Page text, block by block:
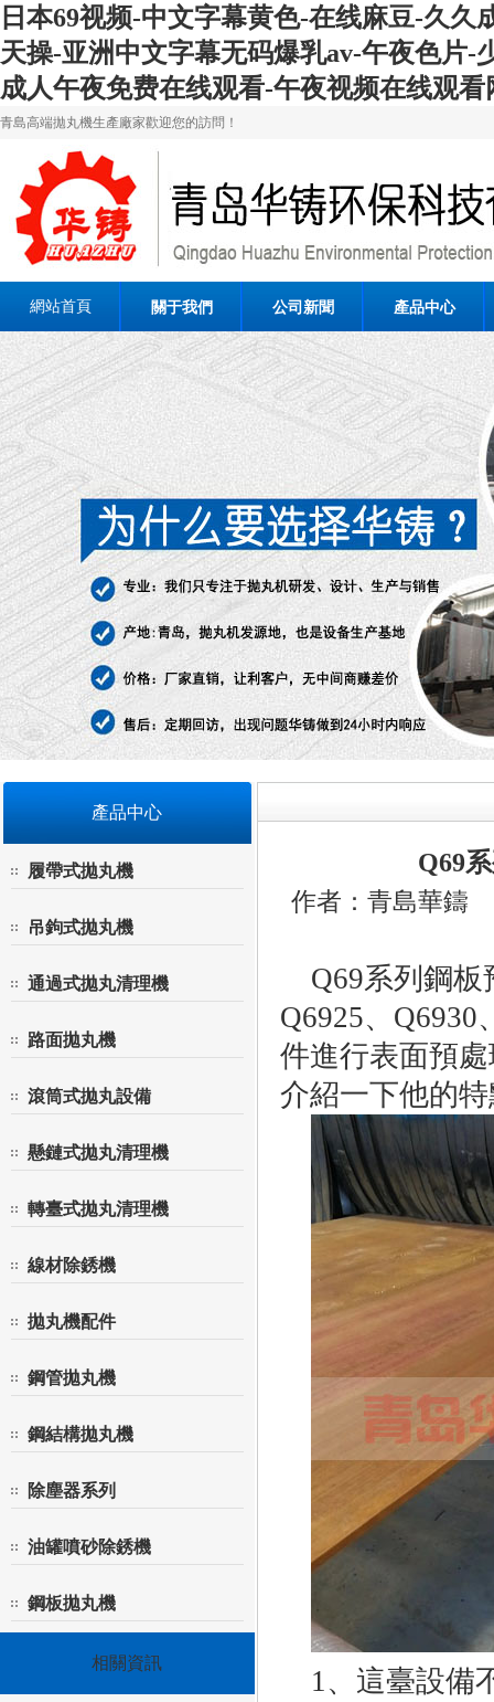
日本69视频-中文字幕黄色-在线麻豆-久
天操-亚洲中文字幕无码爆乳av-午夜色片
成人午夜免费在线观看-午夜视频在线观
青島高端拋丸機生產廠家歡迎您的訪問！
網站首頁 關于我們 公司新聞 產品中心
產品中心
履帶式拋丸機
吊鉤式拋丸機
通過式拋丸清理機
路面拋丸機
滾筒式拋丸設備
懸鏈式拋丸清理機
轉臺式拋丸清理機
線材除銹機
拋丸機配件
鋼管拋丸機
鋼結構拋丸機
除塵器系列
油罐噴砂除銹機
鋼板拋丸機
相關資訊
Q69
作者：青島華鑄
Q69系列鋼板
Q6925、
件進行表面預
介紹一下他的
1、這臺設備